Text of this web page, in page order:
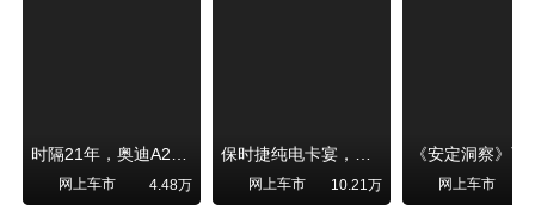
时隔21年，奥迪A2强势归来！
网上车市 4.48万
保时捷纯电卡宴，跑赛道！比超级跑车性能还强，动力、刹车竟然没有热衰减
网上车市 10.21万 网上车市